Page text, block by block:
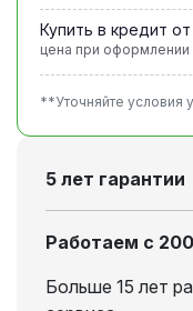
Купить в кредит от
цена при оформлении
**Уточняйте условия
5 лет гарантии
Работаем с
Больше 15 лет